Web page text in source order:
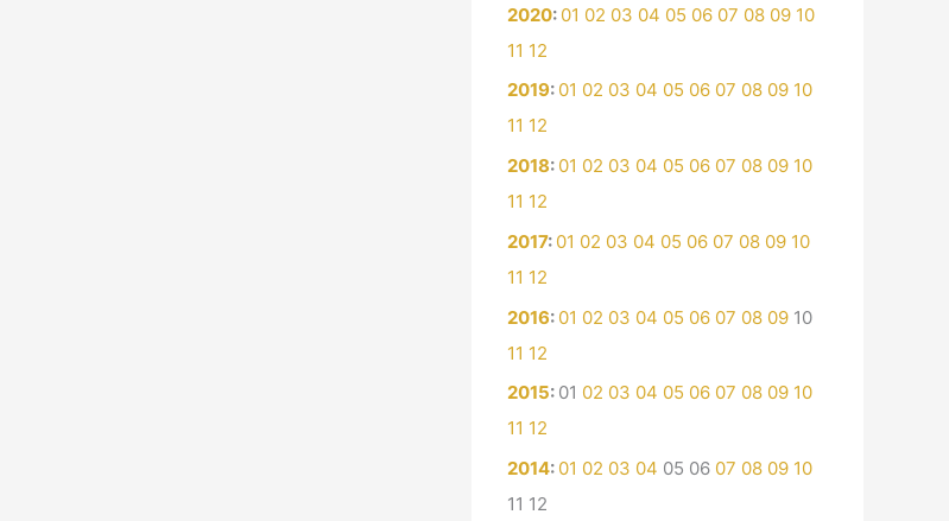
2020: 01 02 03 04 05 06 07 08 09 10
11 12
2019: 01 02 03 04 05 06 07 08 09 10
11 12
2018: 01 02 03 04 05 06 07 08 09 10
11 12
2017: 01 02 03 04 05 06 07 08 09 10
11 12
2016: 01 02 03 04 05 06 07 08 09 10
11 12
2015: 01 02 03 04 05 06 07 08 09 10
11 12
2014: 01 02 03 04 05 06 07 08 09 10
11 12